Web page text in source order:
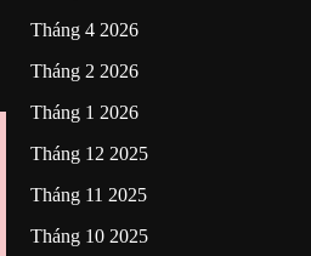
Tháng 4 2026
Tháng 2 2026
Tháng 1 2026
Tháng 12 2025
Tháng 11 2025
Tháng 10 2025